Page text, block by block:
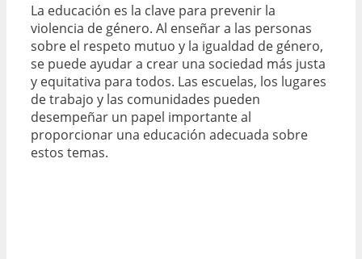
La educación es la clave para prevenir la
violencia de género. Al enseñar a las personas
sobre el respeto mutuo y la igualdad de género,
se puede ayudar a crear una sociedad más justa
y equitativa para todos. Las escuelas, los lugares
de trabajo y las comunidades pueden
desempeñar un papel importante al
proporcionar una educación adecuada sobre
estos temas.